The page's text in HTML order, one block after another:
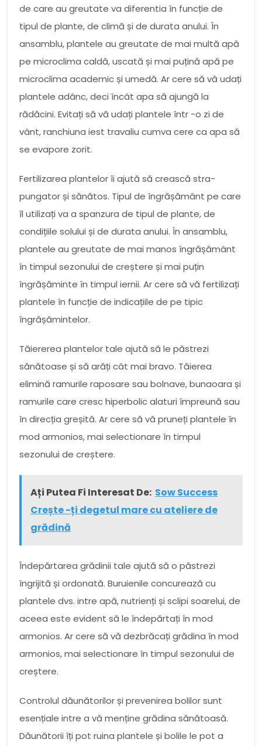
de care au greutate va diferentia în funcție de
tipul de plante, de climă și de durata anului. În
ansamblu, plantele au greutate de mai multă apă
pe microclima caldă, uscată și mai puțină apă pe
microclima academic și umedă. Ar cere să vă udați
plantele adânc, deci încât apa să ajungă la
rădăcini. Evitați să vă udați plantele într -o zi de
vânt, ranchiuna iest travaliu cumva cere ca apa să
se evapore zorit.
Fertilizarea plantelor îi ajută să crească stra-
pungator și sănătos. Tipul de îngrășământ pe care
îl utilizați va a spanzura de tipul de plante, de
condițiile solului și de durata anului. În ansamblu,
plantele au greutate de mai manos îngrășământ
în timpul sezonului de creștere și mai puțin
îngrășăminte în timpul iernii. Ar cere să vă fertilizați
plantele în funcție de indicațiile de pe tipic
îngrășămintelor.
Tăiererea plantelor tale ajută să le păstrezi
sănătoase și să arăți cât mai bravo. Tăierea
elimină ramurile raposare sau bolnave, bunaoara și
ramurile care cresc hiperbolic alaturi împreună sau
în direcția greșită. Ar cere să vă pruneți plantele în
mod armonios, mai selectionare în timpul
sezonului de creștere.
Ați Putea Fi Interesat De: Sow Success
Crește -ți degetul mare cu ateliere de
grădină
Îndepărtarea grădinii tale ajută să o păstrezi
îngrijită și ordonată. Buruienile concurează cu
plantele dvs. intre apă, nutrienți și sclipi soarelui, de
aceea este evident să le îndepărtați în mod
armonios. Ar cere să vă dezbrăcați grădina în mod
armonios, mai selectionare în timpul sezonului de
creștere.
Controlul dăunătorilor și prevenirea bolilor sunt
esențiale intre a vă menține grădina sănătoasă.
Dăunătorii îți pot ruina plantele și bolile le pot a